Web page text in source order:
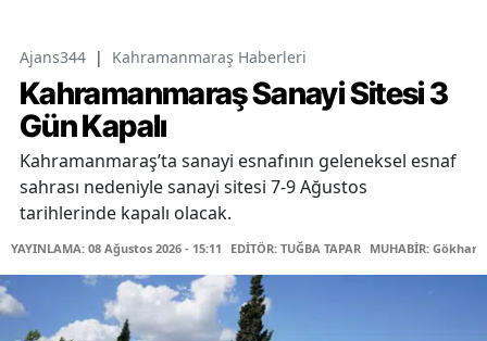
Ajans344 | Kahramanmaraş Haberleri
Kahramanmaraş Sanayi Sitesi 3
Gün Kapalı
Kahramanmaraş’ta sanayi esnafının geleneksel esnaf
sahrası nedeniyle sanayi sitesi 7-9 Ağustos
tarihlerinde kapalı olacak.
YAYINLAMA: 08 Ağustos 2026 - 15:11 EDİTÖR: TUĞBA TAPAR MUHABİR: Gökhan